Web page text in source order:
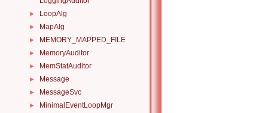
► LoopAlg
► MapAlg
► MEMORY_MAPPED_FILE
► MemoryAuditor
► MemStatAuditor
► Message
► MessageSvc
► MinimalEventLoopMgr